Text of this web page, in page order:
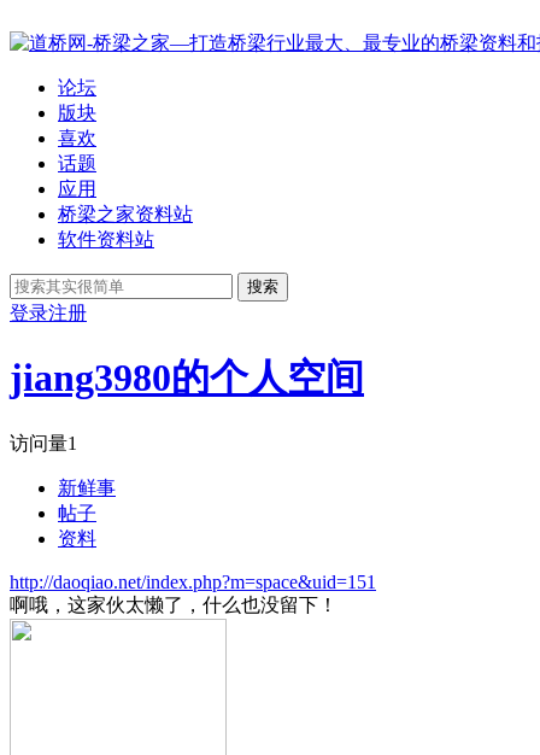
论坛
版块
喜欢
话题
应用
桥梁之家资料站
软件资料站
搜索
登录注册
jiang3980的个人空间
访问量1
新鲜事
帖子
资料
http://daoqiao.net/index.php?m=space&uid=151
啊哦，这家伙太懒了，什么也没留下！